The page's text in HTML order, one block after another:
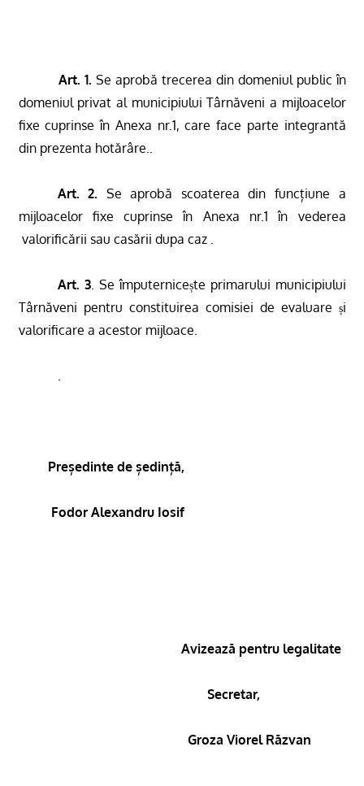
Art. 1. Se aprobă trecerea din domeniul public în
domeniul privat al municipiului Târnăveni a mijloacelor
fixe cuprinse în Anexa nr.1, care face parte integrantă
din prezenta hotărâre..
Art. 2. Se aprobă scoaterea din funcțiune a
mijloacelor fixe cuprinse în Anexa nr.1 în vederea
valorificării sau casării dupa caz .
Art. 3. Se împuternicește primarului municipiului
Târnăveni pentru constituirea comisiei de evaluare și
valorificare a acestor mijloace.
Președinte de ședință,
Fodor Alexandru Iosif
Avizează pentru legalitate
Secretar,
Groza Viorel Răzvan